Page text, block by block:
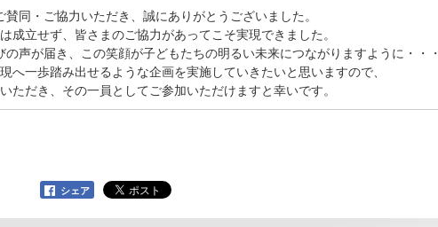
賛同・ご協力いただき、誠にありがとうございました。
成立せず、皆さまのご協力があってこそ実現できました。
声が届き、この笑顔が子どもたちの明るい未来につながりますように・・・
へ一歩踏み出せるような企画を実施していきたいと思いますので、
ただき、その一員としてご参加いただけますと幸いです。
シェア